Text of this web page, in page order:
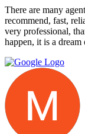
There are many
recommend, fast,
very professional,
happen, it is a dream